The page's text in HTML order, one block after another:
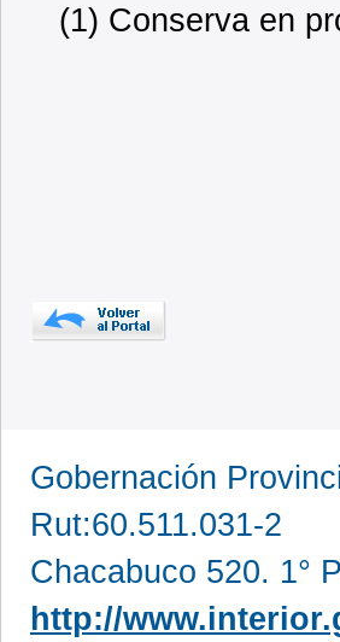
(1) Conserva en
Gobernación
Rut:60.511.031-2
Chacabuco 520. 1°
http://